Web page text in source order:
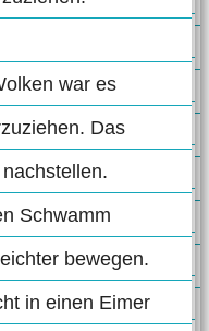
war es
Das
Schwamm
bewegen.
in einen Eimer